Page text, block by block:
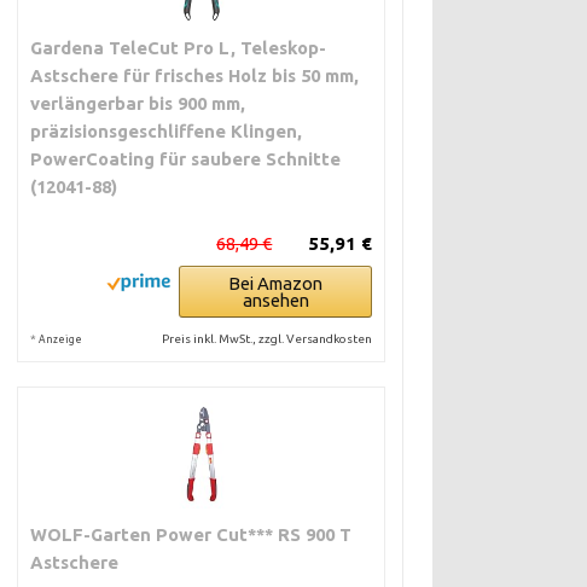
Gardena TeleCut Pro L, Teleskop-
Astschere für frisches Holz bis 50 mm,
verlängerbar bis 900 mm,
präzisionsgeschliffene Klingen,
PowerCoating für saubere Schnitte
(12041-88)
55,91 €
68,49 €
Bei Amazon
ansehen
* Anzeige Preis inkl. MwSt., zzgl. Versandkosten
WOLF-Garten Power Cut*** RS 900 T
Astschere